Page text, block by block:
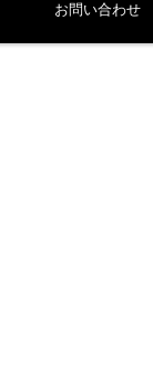
お問い合わせ